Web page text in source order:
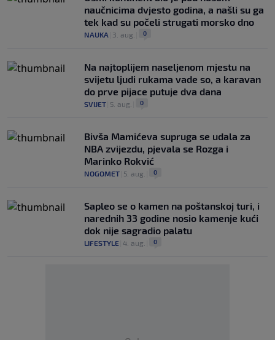
naučnicima dvjesto godina, a našli su ga
tek kad su počeli strugati morsko dno
NAUKA 3. aug. 0
Na najtoplijem naseljenom mjestu na
svijetu ljudi rukama vade so, a karavan
do prve pijace putuje dva dana
SVIJET 5. aug. 0
Bivša Mamićeva supruga se udala za
NBA zvijezdu, pjevala se Rozga i
Marinko Rokvić
NOGOMET 5. aug. 0
Saplео se o kamen na poštanskoj turi, i
narednih 33 godine nosio kamenje kući
dok nije sagradio palatu
LIFESTYLE 4. aug. 0